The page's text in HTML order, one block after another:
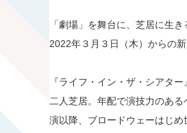
「劇場」を舞台に、芝居に生
2022年３月３日（木）からの
『ライフ・イン・ザ・シアタ
二人芝居。年配で演技力のあ
演以降、ブロードウェーはじ